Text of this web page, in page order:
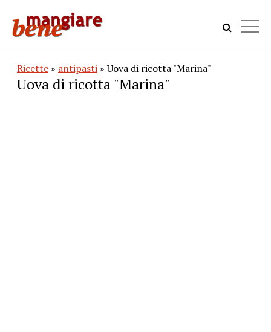
Ricette » antipasti » Uova di ricotta "Marina"
Uova di ricotta "Marina"